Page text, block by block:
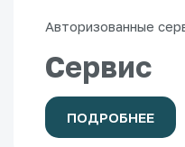
Авторизованные
Сервис
ПОДРОБНЕЕ